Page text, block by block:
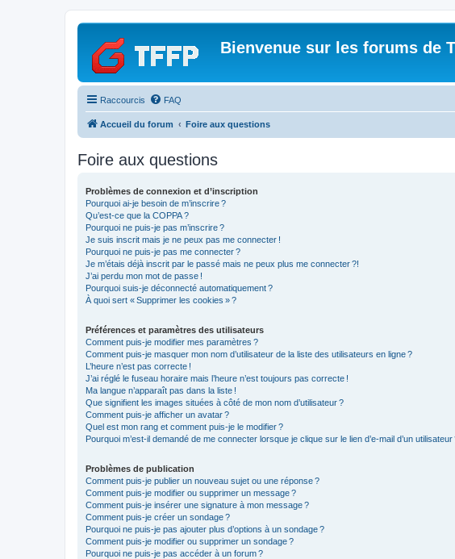
Bienvenue sur les forums de
Raccourcis FAQ
Accueil du forum Foire aux questions
Foire aux questions
Problèmes de connexion et d’inscription
Pourquoi ai-je besoin de m’inscrire ?
Qu’est-ce que la COPPA ?
Pourquoi ne puis-je pas m’inscrire ?
Je suis inscrit mais je ne peux pas me connecter !
Pourquoi ne puis-je pas me connecter ?
Je m’étais déjà inscrit par le passé mais ne peux plus me connecter ?!
J’ai perdu mon mot de passe !
Pourquoi suis-je déconnecté automatiquement ?
À quoi sert « Supprimer les cookies » ?
Préférences et paramètres des utilisateurs
Comment puis-je modifier mes paramètres ?
Comment puis-je masquer mon nom d’utilisateur de la liste des utilisateurs en ligne ?
L’heure n’est pas correcte !
J’ai réglé le fuseau horaire mais l’heure n’est toujours pas correcte !
Ma langue n’apparaît pas dans la liste !
Que signifient les images situées à côté de mon nom d’utilisateur ?
Comment puis-je afficher un avatar ?
Quel est mon rang et comment puis-je le modifier ?
Pourquoi m’est-il demandé de me connecter lorsque je clique sur le lien d’e-mail d’un utilisateur
Problèmes de publication
Comment puis-je publier un nouveau sujet ou une réponse ?
Comment puis-je modifier ou supprimer un message ?
Comment puis-je insérer une signature à mon message ?
Comment puis-je créer un sondage ?
Pourquoi ne puis-je pas ajouter plus d’options à un sondage ?
Comment puis-je modifier ou supprimer un sondage ?
Pourquoi ne puis-je pas accéder à un forum ?